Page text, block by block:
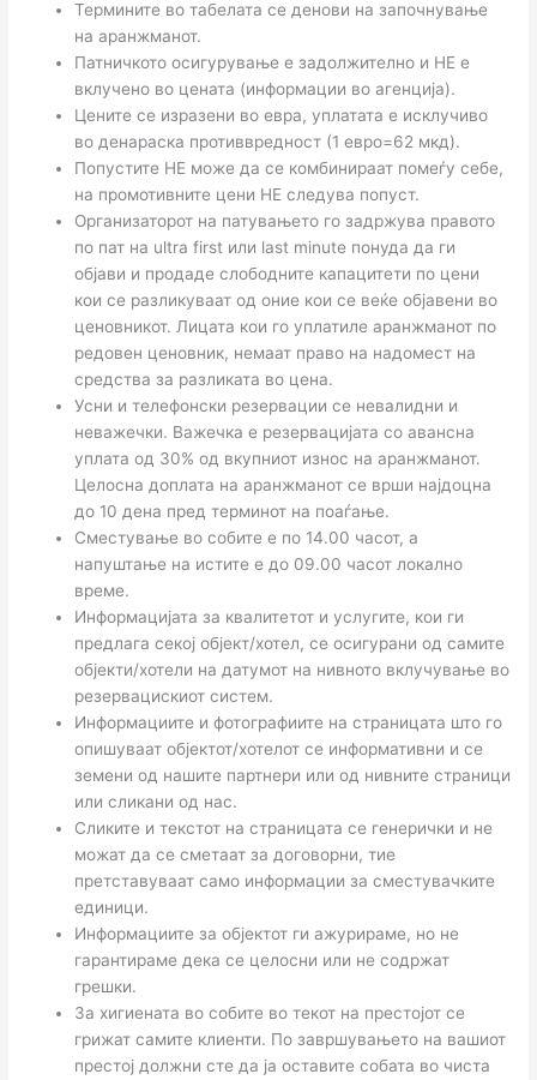
Термините во табелата се денови на започнување
на аранжманот.
Патничкото осигурување е задолжително и НЕ е
вклучено во цената (информации во агенција).
Цените се изразени во евра, уплатата е исклучиво
во денараска противвредност (1 евро=62 мкд).
Попустите НЕ можe да се комбинираат помеѓу себе,
на промотивните цени НЕ следува попуст.
Организаторот на патувањето го задржува правото
по пат на ultra first или last minute понуда да ги
објави и продаде слободните капацитети по цени
кои се разликуваат од оние кои се веќе објавени во
ценовникот. Лицата кои го уплатиле аранжманот по
редовен ценовник, немаат право на надомест на
средства за разликата во цена.
Усни и телефонски резервации се невалидни и
неважечки. Важечка е резервацијата со авансна
уплата од 30% од вкупниот износ на аранжманот.
Целосна доплата на аранжманот се врши најдоцна
до 10 дена пред терминот на поаѓање.
Сместување во собите е по 14.00 часот, а
напуштање на истите е до 09.00 часот локално
време.
Информацијата за квалитетот и услугите, кои ги
предлага секој објект/хотел, се осигурани од самите
објекти/хотели на датумот на нивното вклучување во
резервацискиот систем.
Информациите и фотографиите на страницата што го
опишуваат објектот/хотелот се информативни и се
земени од нашите партнери или од нивните страници
или сликани од нас.
Сликите и текстот на страницата се генерички и не
можат да се сметаат за договорни, тие
претставуваат само информации за сместувачките
единици.
Информациите за објектот ги ажурираме, но не
гарантираме дека се целосни или не содржат
грешки.
За хигиената во собите во текот на престојот се
грижат самите клиенти. По завршувањето на вашиот
престој должни сте да ја оставите собата во чиста